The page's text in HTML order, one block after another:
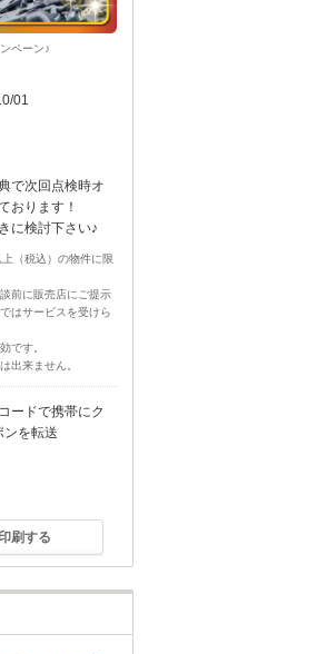
ペーン♪
01
で次回点検時オ
おります！
に検討下さい♪
（税込）の物件に限
前に販売店にご提示
はサービスを受けら
です。
出来ません。
ードで携帯にク
ンを転送
刷する